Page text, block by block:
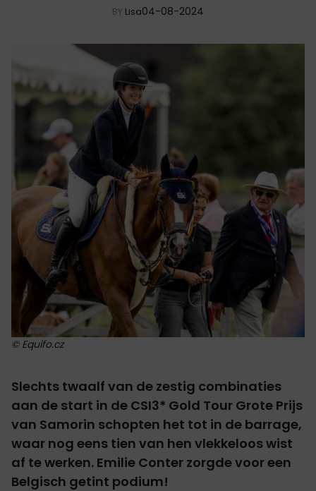
BY Lisa04-08-2024
© Equifo.cz
Slechts twaalf van de zestig combinaties
aan de start in de CSI3* Gold Tour Grote Prijs
van Samorin schopten het tot in de barrage,
waar nog eens tien van hen vlekkeloos wist
af te werken. Emilie Conter zorgde voor een
Belgisch getint podium!